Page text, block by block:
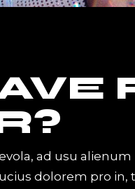
ad usu
dolorem pro in,